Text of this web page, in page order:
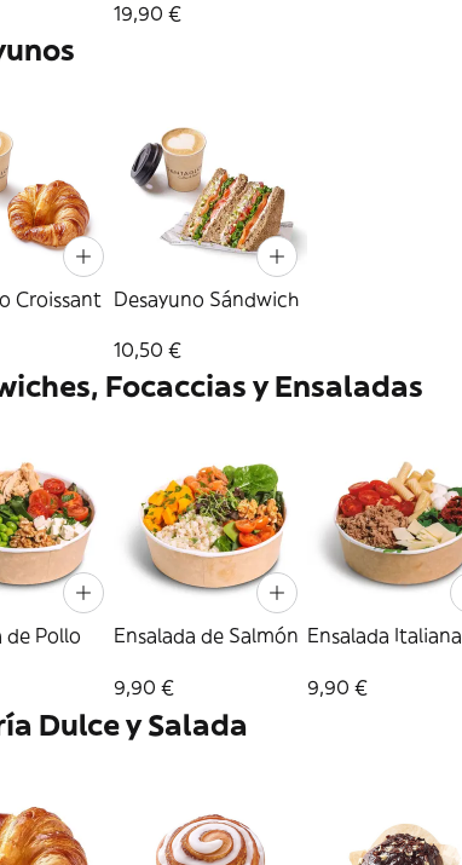
19,90 €
Croissant Desayuno Sándwich
10,50 €
Focaccias y Ensaladas
de Pollo Ensalada de Salmón
9,90 €
Ensalada Italiana
9,90 €
Dulce y Salada